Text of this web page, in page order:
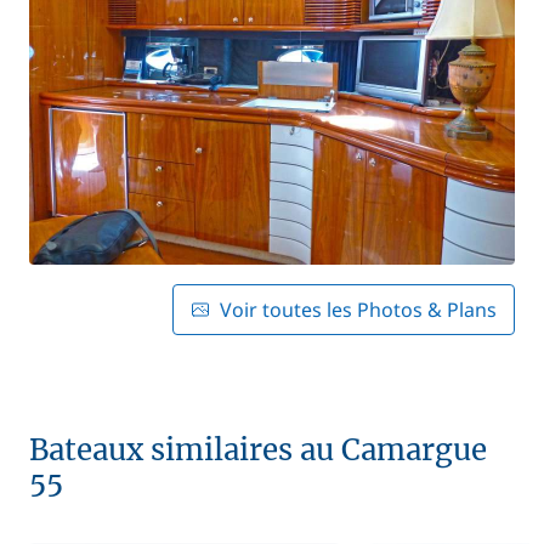
Voir toutes les Photos & Plans
Bateaux similaires au Camargue
55